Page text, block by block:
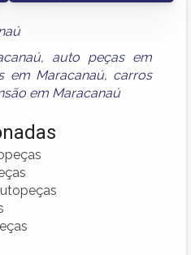
, auto peças em
em Maracanaú, carros
em Maracanaú